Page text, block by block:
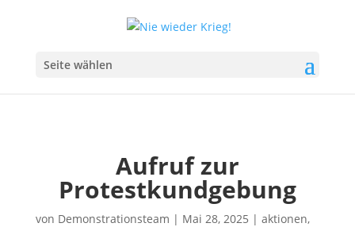
Seite wählen
Aufruf zur
Protestkundgebung
von Demonstrationsteam | Mai 28, 2025 | aktionen,